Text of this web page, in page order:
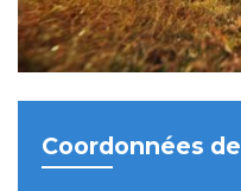
Coordonnées